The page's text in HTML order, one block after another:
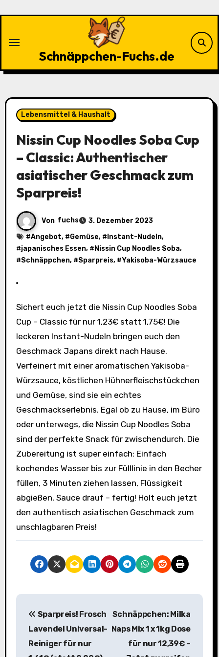
Schnäppchen-Fuchs.de
Lebensmittel & Haushalt
Nissin Cup Noodles Soba Cup
– Classic: Authentischer
asiatischer Geschmack zum
Sparpreis!
Von fuchs
3. Dezember 2023
#Angebot, #Gemüse, # Instant-Nudeln,
#japanisches Essen, # Nissin Cup Noodles Soba,
#Schnäppchen, #Sparpreis, #Yakisoba-Würzsauce
Sichert euch jetzt die Nissin Cup Noodles Soba
Cup – Classic für nur 1,23€ statt 1,75€! Die
leckeren Instant-Nudeln bringen euch den
Geschmack Japans direkt nach Hause.
Verfeinert mit einer aromatischen Yakisoba-
Würzsauce, köstlichen Hühnerfleischstückchen
und Gemüse, sind sie ein echtes
Geschmackserlebnis. Egal ob zu Hause, im Büro
oder unterwegs, die Nissin Cup Noodles Soba
sind der perfekte Snack für zwischendurch. Die
Zubereitung ist super einfach: Einfach
kochendes Wasser bis zur Fülllinie in den Becher
füllen, 3 Minuten ziehen lassen, Flüssigkeit
abgießen, Sauce drauf – fertig! Holt euch jetzt
den authentisch asiatischen Geschmack zum
unschlagbaren Preis!
B
Sparpreis! Frosch
Lavendel Universal-
Reiniger für nur
Schnäppchen: Milka
Naps Mix 1 x 1kg Dose
für nur 12,39€ –